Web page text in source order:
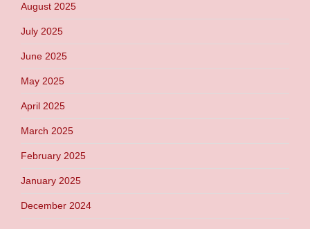
August 2025
July 2025
June 2025
May 2025
April 2025
March 2025
February 2025
January 2025
December 2024